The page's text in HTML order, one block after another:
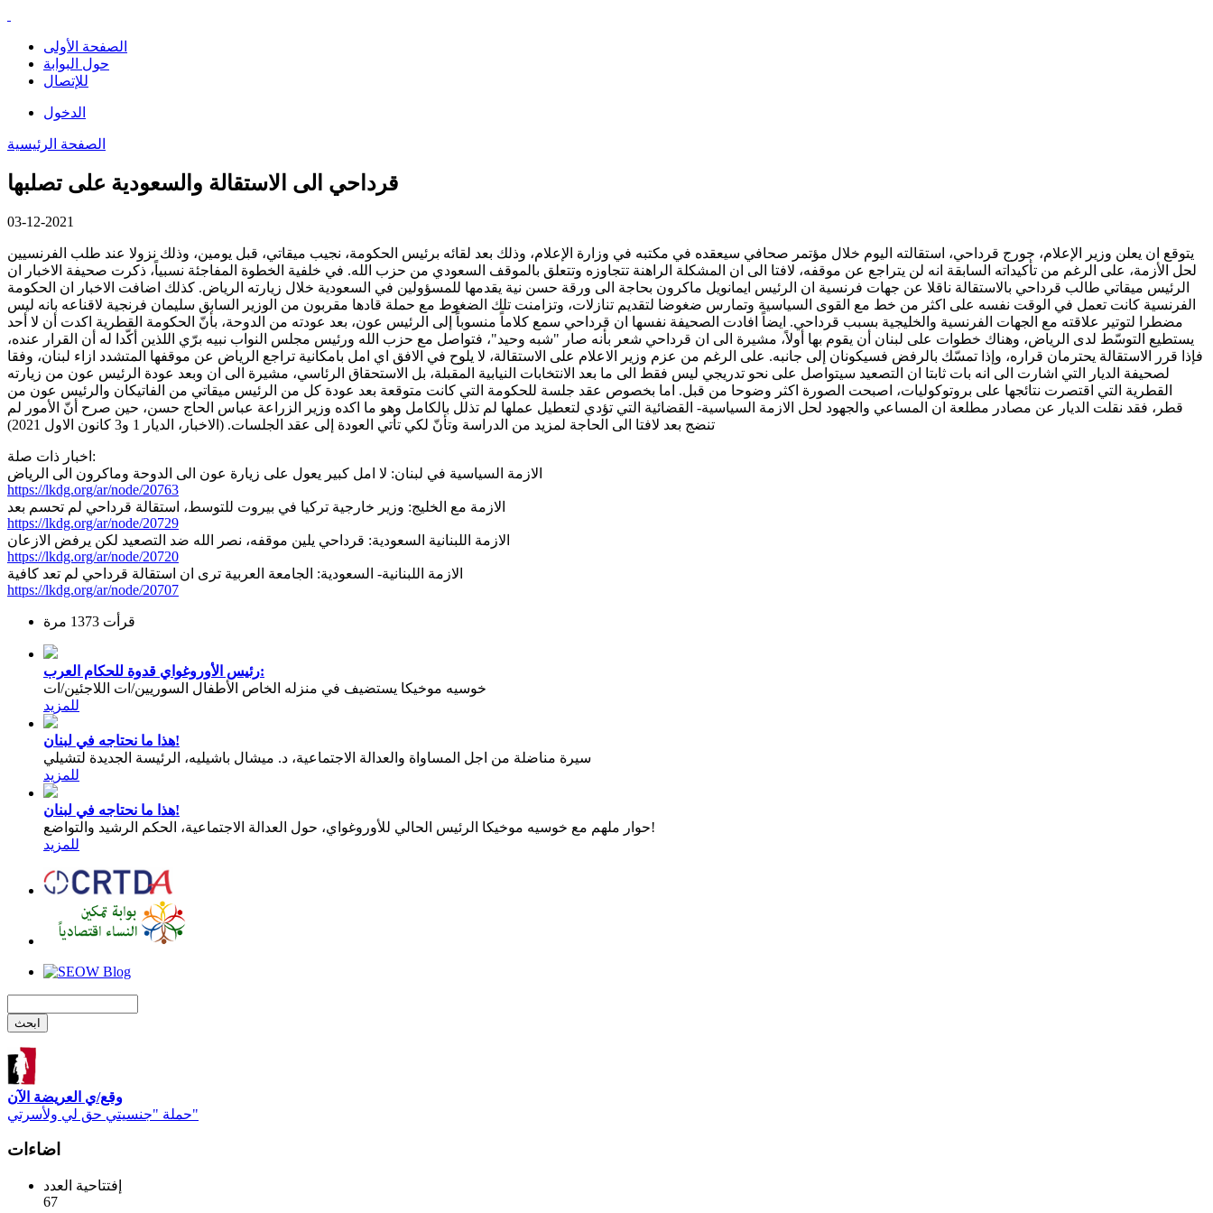
الصفحة الأولى
حول البوابة
للإتصال
الدخول
الصفحة الرئيسية
قرداحي الى الاستقالة والسعودية على تصلبها
03-12-2021
يتوقع ان يعلن وزير الإعلام، جورج قرداحي، استقالته اليوم خلال مؤتمر صحافي سيعقده في مكتبه في وزارة الإعلام، وذلك بعد لقائه برئيس الحكومة، نجيب ميقاتي، قبل يومين، وذلك نزولا عند طلب الفرنسيين
لحل الأزمة، على الرغم من تأكيداته السابقة انه لن يتراجع عن موقفه، لافتا الى ان المشكلة الراهنة تتجاوزه وتتعلق بالموقف السعودي من حزب الله. في خلفية الخطوة المفاجئة نسبياً، ذكرت صحيفة الاخبار ان
الرئيس ميقاتي طالب قرداحي بالاستقالة ناقلا عن جهات فرنسية ان الرئيس ايمانويل ماكرون بحاجة الى ورقة حسن نية يقدمها للمسؤولين في السعودية خلال زيارته الرياض. كذلك اضافت الاخبار ان الحكومة
الفرنسية كانت تعمل في الوقت نفسه على اكثر من خط مع القوى السياسية وتمارس ضغوضا لتقديم تنازلات، وتزامنت تلك الضغوط مع حملة قادها مقربون من الوزير السابق سليمان فرنجية لاقناعه بانه ليس
مضطرا لتوتير علاقته مع الجهات الفرنسية والخليجية بسبب قرداحي. ايضاً افادت الصحيفة نفسها ان قرداحي سمع كلاماً منسوباً إلى الرئيس عون، بعد عودته من الدوحة، بأنّ الحكومة القطرية اكدت أن لا أحد
يستطيع التوسّط لدى الرياض، وهناك خطوات على لبنان أن يقوم بها أولاً، مشيرة الى ان قرداحي شعر بأنه صار "شبه وحيد"، فتواصل مع حزب الله ورئيس مجلس النواب نبيه برّي اللذين أكّدا له أن القرار عنده،
فإذا قرر الاستقالة يحترمان قراره، وإذا تمسّك بالرفض فسيكونان إلى جانبه. على الرغم من عزم وزير الاعلام على الاستقالة، لا يلوح في الافق اي امل بامكانية تراجع الرياض عن موقفها المتشدد ازاء لبنان، وفقا
لصحيفة الديار التي اشارت الى انه بات ثابتا ان التصعيد سيتواصل على نحو تدريجي ليس فقط الى ما بعد الانتخابات النيابية المقبلة، بل الاستحقاق الرئاسي، مشيرة الى ان وبعد عودة الرئيس عون من زيارته
القطرية التي اقتصرت نتائجها على بروتوكوليات، اصبحت الصورة اكثر وضوحا من قبل. اما بخصوص عقد جلسة للحكومة التي كانت متوقعة بعد عودة كل من الرئيس ميقاتي من الفاتيكان والرئيس عون من
قطر، فقد نقلت الديار عن مصادر مطلعة ان المساعي والجهود لحل الازمة السياسية- القضائية التي تؤدي لتعطيل عملها لم تذلل بالكامل وهو ما اكده وزير الزراعة عباس الحاج حسن، حين صرح أنّ الأمور لم
تنضج بعد لافتا الى الحاجة لمزيد من الدراسة وتأنّ لكي تأتي العودة إلى عقد الجلسات. (الاخبار، الديار 1 و3 كانون الاول 2021)
اخبار ذات صلة:
الازمة السياسية في لبنان: لا امل كبير يعول على زيارة عون الى الدوحة وماكرون الى الرياض
https://lkdg.org/ar/node/20763
الازمة مع الخليج: وزير خارجية تركيا في بيروت للتوسط، استقالة قرداحي لم تحسم بعد
https://lkdg.org/ar/node/20729
الازمة اللبنانية السعودية: قرداحي يلين موقفه، نصر الله ضد التصعيد لكن يرفض الازعان
https://lkdg.org/ar/node/20720
الازمة اللبنانية- السعودية: الجامعة العربية ترى ان استقالة قرداحي لم تعد كافية
https://lkdg.org/ar/node/20707
قرأت 1373 مرة
رئيس الأوروغواي قدوة للحكام العرب:
خوسيه موخيكا يستضيف في منزله الخاص الأطفال السوريين/ات اللاجئين/ات
للمزيد
هذا ما نحتاجه في لبنان!
سيرة مناضلة من اجل المساواة والعدالة الاجتماعية، د. ميشال باشيليه، الرئيسة الجديدة لتشيلي
للمزيد
هذا ما نحتاجه في لبنان!
حوار ملهم مع خوسيه موخيكا الرئيس الحالي للأوروغواي، حول العدالة الاجتماعية، الحكم الرشيد والتواضع!
للمزيد
وقع/ي العريضة الآن
حملة "جنسيتي حق لي ولأسرتي"
اضاءات
إفتتاحية العدد
67